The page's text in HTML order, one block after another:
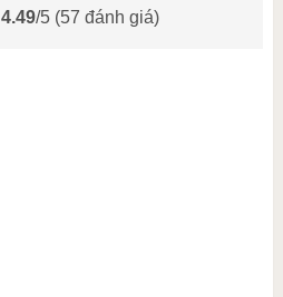
4.49/5 (57 đánh giá)